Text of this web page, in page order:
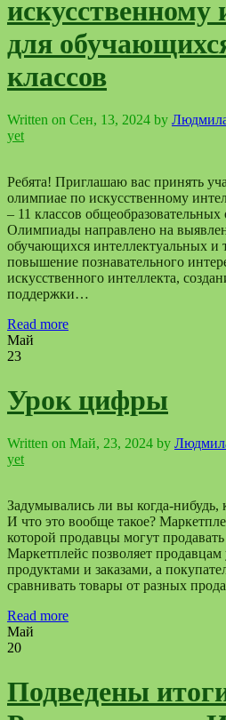
искусственному
для
классов
Written on Сен, 13, 2024 by
yet
Ребята! Приглашаю вас принять
олимпиае по искусственному
– 11 классов
Олимпиады направлено на
обучающихся интеллектуальных и
повышение познавательного
искусственного интеллекта,
поддержки…
Read more
Май
23
Урок цифры
Written on Май, 23, 2024 by
yet
Задумывались ли вы когда-нибудь,
И что это вообще такое?
которой продавцы могут
Маркетплейс позволяет продавцам
продуктами и заказами, а
сравнивать товары от разных
Read more
Май
20
Подведены